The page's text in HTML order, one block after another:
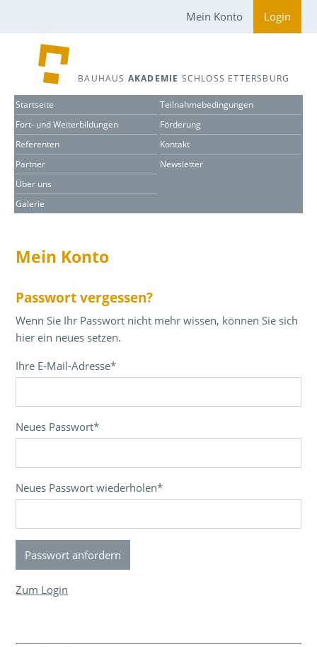
Mein Konto Login
BAUHAUS AKADEMIE SCHLOSS ETTERSBURG
Startseite
Fort- und Weiterbildungen
Referenten
Partner
Über uns
Galerie
Teilnahmebedingungen
Förderung
Kontakt
Newsletter
Mein Konto
Passwort vergessen?
Wenn Sie Ihr Passwort nicht mehr wissen, können Sie sich
hier ein neues setzen.
Ihre E-Mail-Adresse*
Neues Passwort*
Neues Passwort wiederholen*
Zum Login